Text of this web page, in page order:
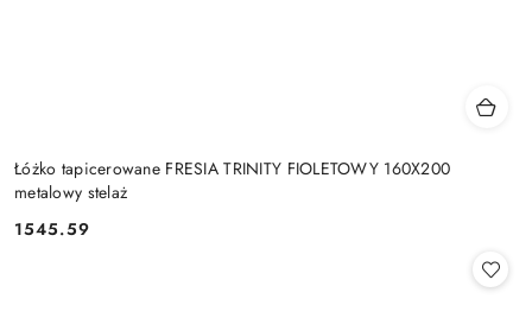
Łóżko tapicerowane FRESIA TRINITY FIOLETOWY 160X200
metalowy stelaż
Cena:
1545.59